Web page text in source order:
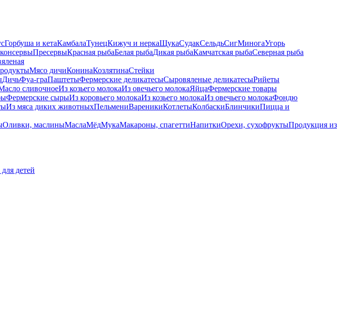
Горбуша и кетаКамбалаТунецКижуч и неркаЩукаСудакСельдьСигМиногаУгорь
ПресервыКрасная рыбаБелая рыбаДикая рыбаКамчатская рыбаСеверная рыба
Мясо дичиКонинаКозлятинаСтейки
ДичьФуа-граПаштетыФермерские деликатесыСыровяленые деликатесыРийеты
сливочноеИз козьего молокаИз овечьего молокаЯйцаФермерские товары
Фермерские сырыИз коровьего молокаИз козьего молокаИз овечьего молокаФондю
Из мяса диких животныхПельмениВареникиКотлетыКолбаскиБлинчикиПицца и
Оливки, маслиныМаслаМёдМукаМакароны, спагеттиНапиткиОрехи, сухофруктыПродукция из
детей